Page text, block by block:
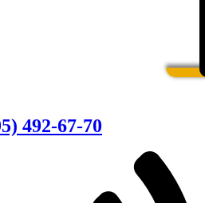
492-67-70